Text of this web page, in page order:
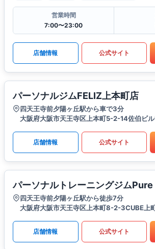
営業時間
7:00〜23:00
店舗情報 公式サイト
パーソナルジムFELIZ上本町店
四天王寺前夕陽ヶ丘駅から車で3分
大阪府大阪市天王寺区上本町5-2-14佐伯ビル
店舗情報 公式サイト
パーソナルトレーニングジムPure
四天王寺前夕陽ヶ丘駅から徒歩7分
大阪府大阪市天王寺区上本町8-2-3CUBE上
店舗情報 公式サイト